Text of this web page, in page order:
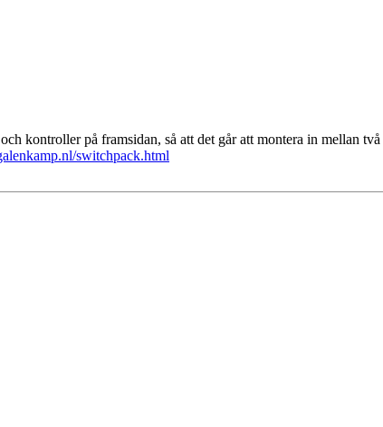
kontroller på framsidan, så att det går att montera in mellan
switchpack.html